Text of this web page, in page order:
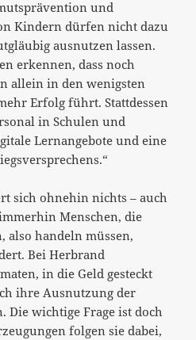
und
Kindern dürfen nicht dazu
ausnutzen lassen.
erkennen, dass noch
allein in den wenigsten
Erfolg führt. Stattdessen
in Schulen und
Lernangebote und eine
sich ohnehin nichts – auch
Menschen, die
also handeln müssen,
Bei Herbrand
in die Geld gesteckt
ihre Ausnutzung der
Die wichtige Frage ist doch
folgen sie dabei,